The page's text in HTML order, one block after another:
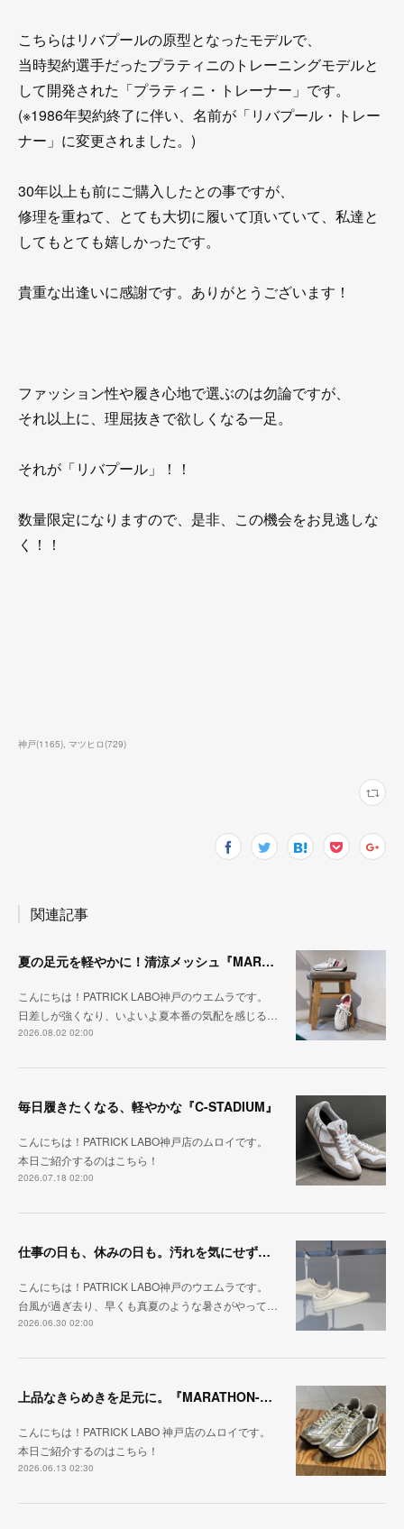
こちらはリバプールの原型となったモデルで、
当時契約選手だったプラティニのトレーニングモデルと
して開発された「プラティニ・トレーナー」です。
(※1986年契約終了に伴い、名前が「リバプール・トレー
ナー」に変更されました。)
30年以上も前にご購入したとの事ですが、
修理を重ねて、とても大切に履いて頂いていて、私達と
してもとても嬉しかったです。
貴重な出逢いに感謝です。ありがとうございます！
ファッション性や履き心地で選ぶのは勿論ですが、
それ以上に、理屈抜きで欲しくなる一足。
それが「リバプール」！！
数量限定になりますので、是非、この機会をお見逃しな
く！！
神戸(1165) マツヒロ(729)
関連記事
夏の足元を軽やかに！清涼メッシュ『MARATHON-ME2』
こんにちは！PATRICK LABO神戸のウエムラです。
日差しが強くなり、いよいよ夏本番の気配を感じる…
2026.08.02 02:00
毎日履きたくなる、軽やかな『C-STADIUM』
こんにちは！PATRICK LABO神戸店のムロイです。
本日ご紹介するのはこちら！
2026.07.18 02:00
仕事の日も、休みの日も。汚れを気にせず毎日履ける『PUNCH-WP_WHT』
こんにちは！PATRICK LABO神戸のウエムラです。
台風が過ぎ去り、早くも真夏のような暑さがやって…
2026.06.30 02:00
上品なきらめきを足元に。『MARATHON-HAKU』
こんにちは！PATRICK LABO 神戸店のムロイです。
本日ご紹介するのはこちら！
2026.06.13 02:30